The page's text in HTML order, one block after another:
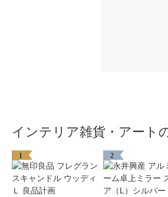
インテリア雑貨・アート
1 2